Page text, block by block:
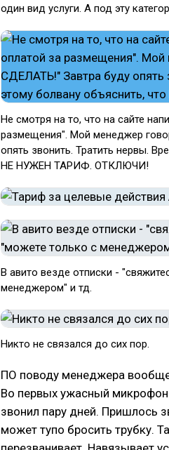
один вид услуги. А под эту
Не смотря на то, что на сайте
размещения". Мой менеджер
опять звонить. Тратить нервы.
НЕ НУЖЕН ТАРИФ. ОТКЛЮЧИ!
В авито везде отписки -
менеджером" и тд.
Никто не связался до сих пор.
ПО поводу менеджера
Во первых ужасный
звонил пару дней. Пришлось
может тупо бросить трубку.